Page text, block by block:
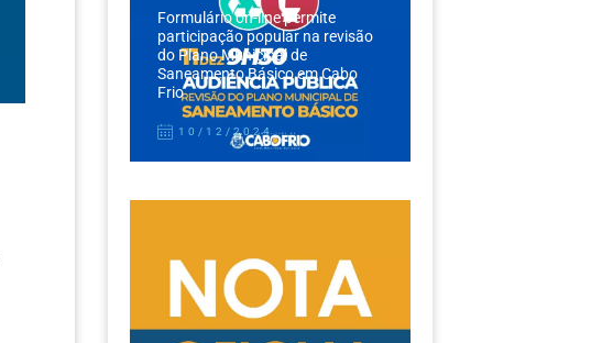
Formulário on-line permite
participação popular na revisão
do Plano Municipal de
Saneamento Básico em Cabo
Frio
10/12/2024